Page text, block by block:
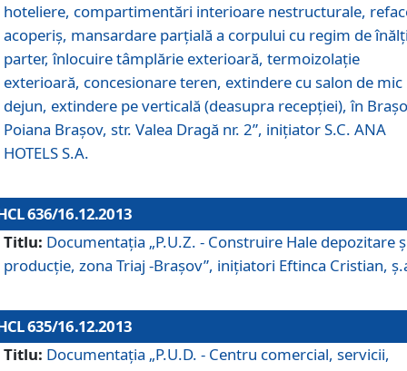
hoteliere, compartimentări interioare nestructurale,
acoperiş, mansardare parţială a corpului cu regim de
parter, înlocuire tâmplărie exterioară, termoizolaţie
exterioară, concesionare teren, extindere cu salon de mic
dejun, extindere pe verticală (deasupra recepţiei), în
Poiana Braşov, str. Valea Dragă nr. 2”, iniţiator S.C. ANA
HOTELS S.A.
636/16.12.2013
Titlu: Documentaţia „P.U.Z. - Construire Hale depozitare
producţie, zona Triaj -Braşov”, iniţiatori Eftinca Cristian,
635/16.12.2013
Titlu: Documentaţia „P.U.D. - Centru comercial, servicii,